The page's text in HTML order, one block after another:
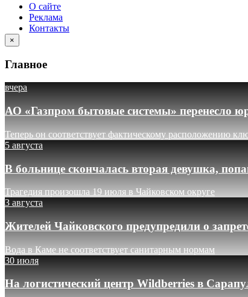
О сайте
Реклама
Контакты
×
Главное
вчера
АО «Газпром бытовые системы» перенесло
Теперь он соответствует фактическому расположению
5 августа
В больнице скончалась вторая девушка,
Трагедия произошла 19 июля в Чайковском округе
3 августа
Жителей Чайковского предупредили о
Вода в Каме не соответствует санитарным нормам
30 июля
На логистический центр Wildberries в